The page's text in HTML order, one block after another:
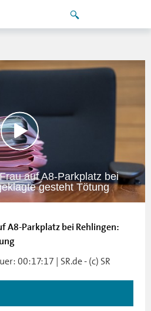
auf A8-Parkplatz bei
gesteht Tötung
A8-Parkplatz bei Rehlingen:
00:17:17 | SR.de - (c) SR